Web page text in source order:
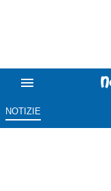
NOTIZIE